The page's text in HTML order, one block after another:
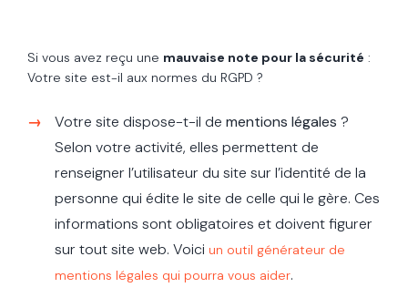
Si vous avez reçu une mauvaise note pour la sécurité :
Votre site est-il aux normes du RGPD ?
Votre site dispose-t-il de mentions légales ?
Selon votre activité, elles permettent de
renseigner l’utilisateur du site sur l’identité de la
personne qui édite le site de celle qui le gère. Ces
informations sont obligatoires et doivent figurer
sur tout site web. Voici un outil générateur de
mentions légales qui pourra vous aider.